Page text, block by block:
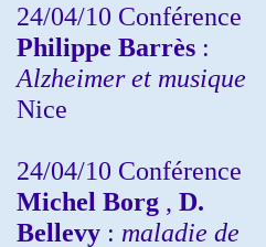
24/04/10 Conférence
Philippe Barrès :
Alzheimer et musique
Nice
24/04/10 Conférence
Michel Borg , D.
Bellevy : maladie de